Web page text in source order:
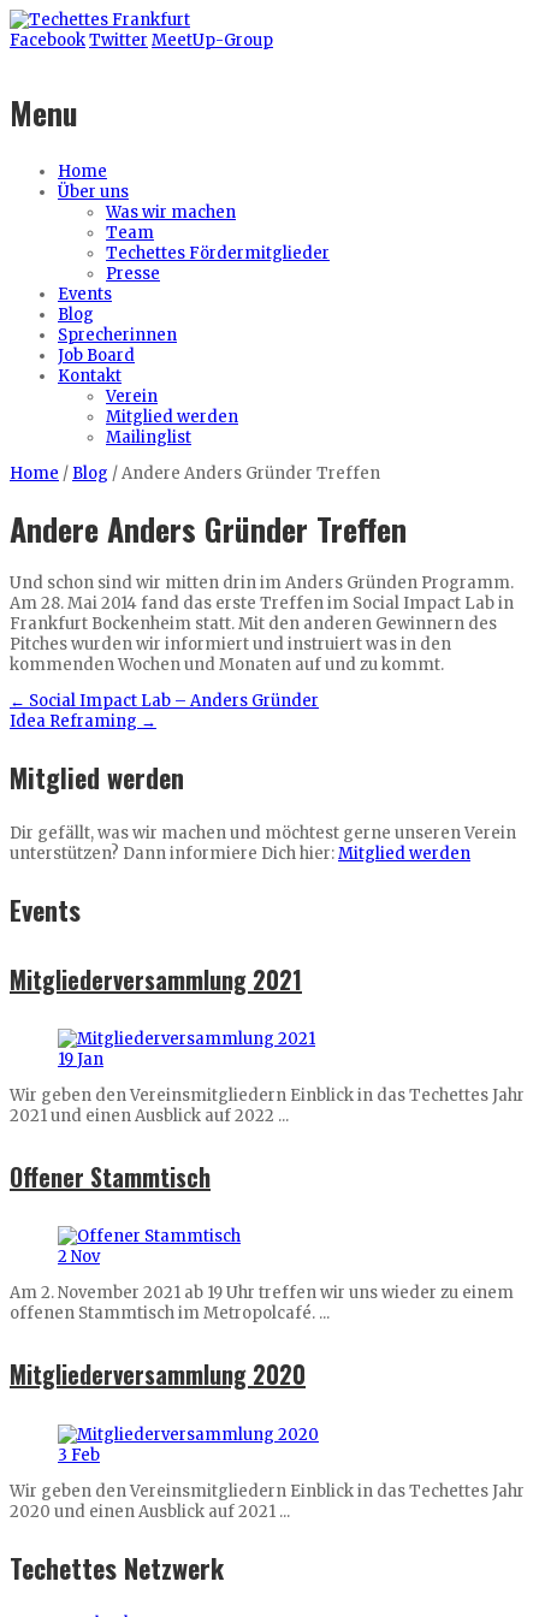
FacebookTwitter MeetUp-Group
Menu
Home
Über uns
Was wir machen
Team
Techettes Fördermitglieder
Presse
Events
Blog
Sprecherinnen
Job Board
Kontakt
Verein
Mitglied werden
Mailinglist
Home / Blog /Andere Anders Gründer Treffen
Andere Anders Gründer Treffen
Und schon sind wir mitten drin im Anders Gründen Programm.
Am 28. Mai 2014 fand das erste Treffen im Social Impact Lab in
Frankfurt Bockenheim statt. Mit den anderen Gewinnern des
Pitches wurden wir informiert und instruiert was in den
kommenden Wochen und Monaten auf und zu kommt.
← Social Impact Lab – Anders Gründer
Idea Reframing →
Mitglied werden
Dir gefällt, was wir machen und möchtest gerne unseren Verein
unterstützen? Dann informiere Dich hier:Mitglied werden
Events
Mitgliederversammlung 2021
19Jan
Wir geben den Vereinsmitgliedern Einblick in das Techettes Jahr
2021 und einen Ausblick auf 2022 ...
Offener Stammtisch
2 Nov
Am 2. November 2021 ab 19 Uhr treffen wir uns wieder zu einem
offenen Stammtisch im Metropolcafé. ...
Mitgliederversammlung 2020
3 Feb
Wir geben den Vereinsmitgliedern Einblick in das Techettes Jahr
2020 und einen Ausblick auf 2021 ...
Techettes Netzwerk